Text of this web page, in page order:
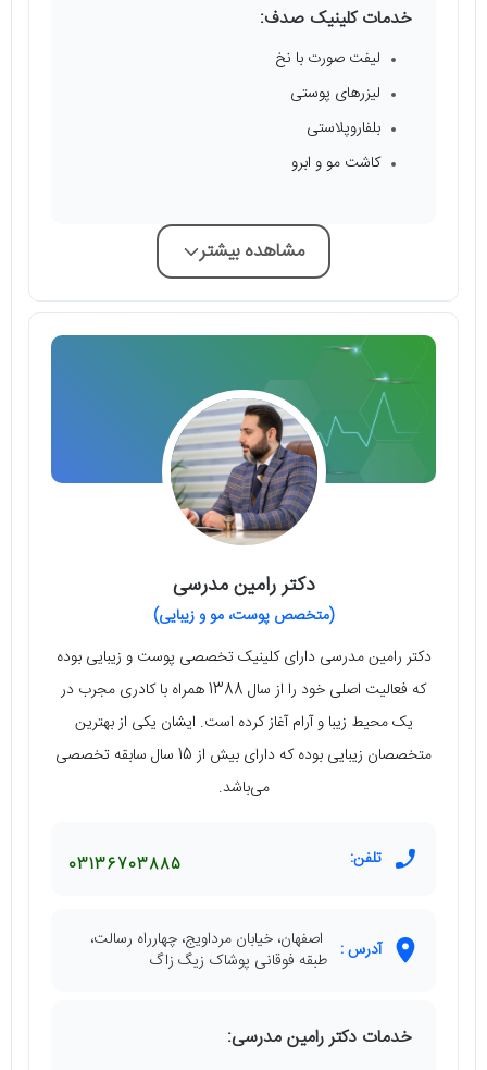
خدمات کلینیک صدف:
لیفت صورت با نخ
لیزرهای پوستی
بلفاروپلاستی
کاشت مو و ابرو
مشاهده بیشتر
دکتر رامین مدرسی
(متخصص پوست، مو و زیبایی)
دکتر رامین مدرسی دارای کلینیک تخصصی پوست و زیبایی بوده
که فعالیت اصلی خود را از سال 1388 همراه با کادری مجرب در
یک محیط زیبا و آرام آغاز کرده است. ایشان یکی از بهترین
متخصصان زیبایی بوده که دارای بیش از 15 سال سابقه تخصصی
می‌باشد.
تلفن: 03136703885
آدرس :
اصفهان، خیابان مرداویج، چهارراه رسالت،
طبقه فوقانی پوشاک زیگ زاگ
خدمات دکتر رامین مدرسی: